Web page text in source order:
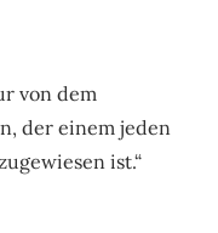
von dem
der einem jeden
ist.“